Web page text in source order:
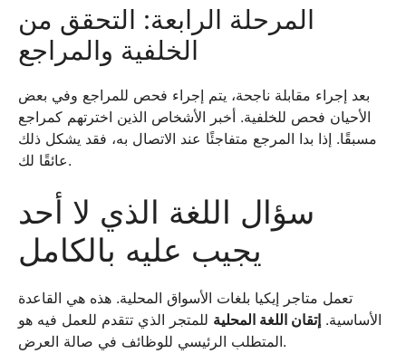
المرحلة الرابعة: التحقق من
الخلفية والمراجع
بعد إجراء مقابلة ناجحة، يتم إجراء فحص للمراجع وفي بعض
الأحيان فحص للخلفية. أخبر الأشخاص الذين اخترتهم كمراجع
مسبقًا. إذا بدا المرجع متفاجئًا عند الاتصال به، فقد يشكل ذلك
عائقًا لك.
سؤال اللغة الذي لا أحد
يجيب عليه بالكامل
تعمل متاجر إيكيا بلغات الأسواق المحلية. هذه هي القاعدة
الأساسية. إتقان اللغة المحلية للمتجر الذي تتقدم للعمل فيه هو
المتطلب الرئيسي للوظائف في صالة العرض.